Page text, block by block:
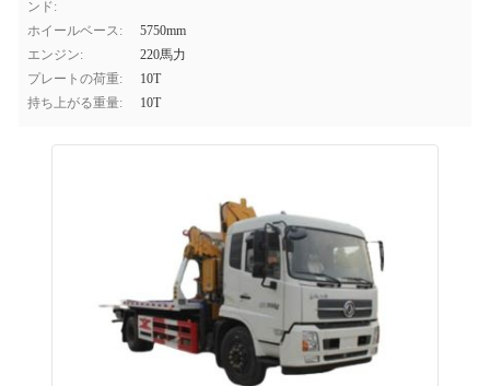
ンド:
ホイールベース:
5750mm
エンジン:
220馬力
プレートの荷重:
10T
持ち上がる重量:
10T